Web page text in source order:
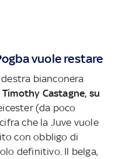
vuole restare
bianconera
Timothy Castagne, su
(da poco
che la Juve vuole
con obbligo di
definitivo. Il belga,